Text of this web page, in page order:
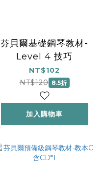
芬貝爾基礎鋼琴教材-
Level 4 技巧
NT$102
NT$120 8.5折
加入購物車